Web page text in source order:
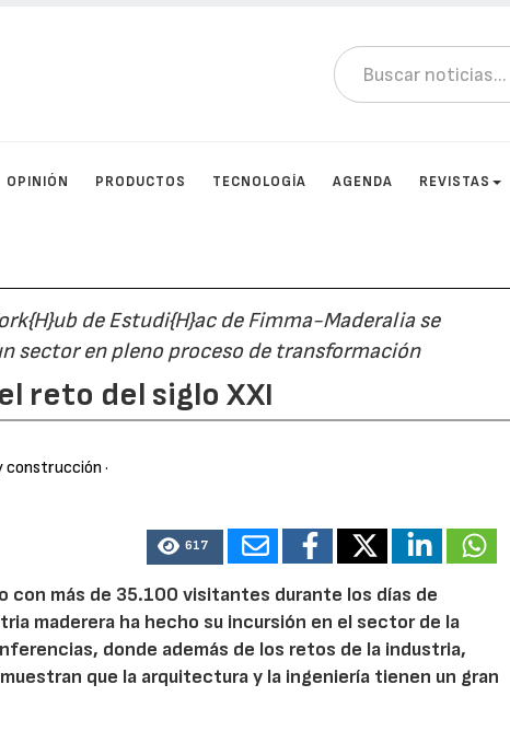
OPINIÓN PRODUCTOS TECNOLOGÍA AGENDA REVISTAS
de Estudi{H}ac de Fimma-Maderalia se
sector en pleno proceso de transformación
reto del siglo XXI
construcción ·
617
con más de 35.100 visitantes durante los días de
maderera ha hecho su incursión en el sector de la
donde además de los retos de la industria,
que la arquitectura y la ingeniería tienen un gran